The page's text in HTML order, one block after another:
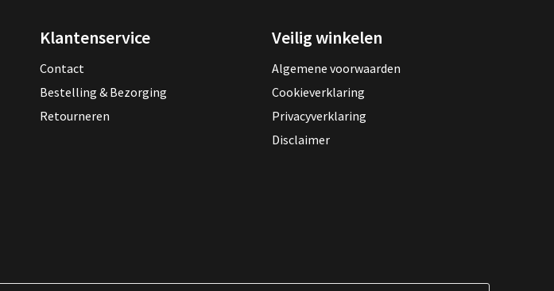
Klantenservice
Contact
Bestelling & Bezorging
Retourneren
Veilig winkelen
Algemene voorwaarden
Cookieverklaring
Privacyverklaring
Disclaimer